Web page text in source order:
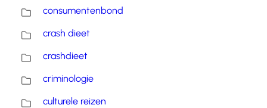
consumentenbond
crash dieet
crashdieet
criminologie
culturele reizen